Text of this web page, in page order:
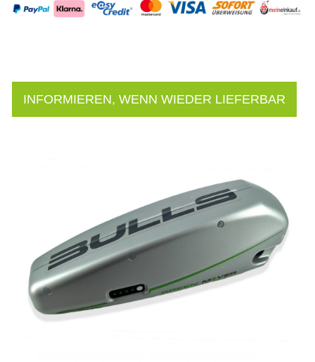
INFORMIEREN, WENN WIEDER LIEFERBAR